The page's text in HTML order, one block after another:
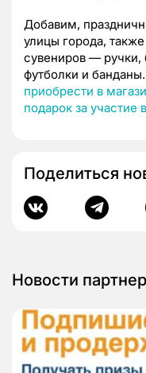
Добавим,
улицы города,
сувениров — ручки,
футболки и банданы.
приобрести в
подарок за участие
Поделиться
Новости